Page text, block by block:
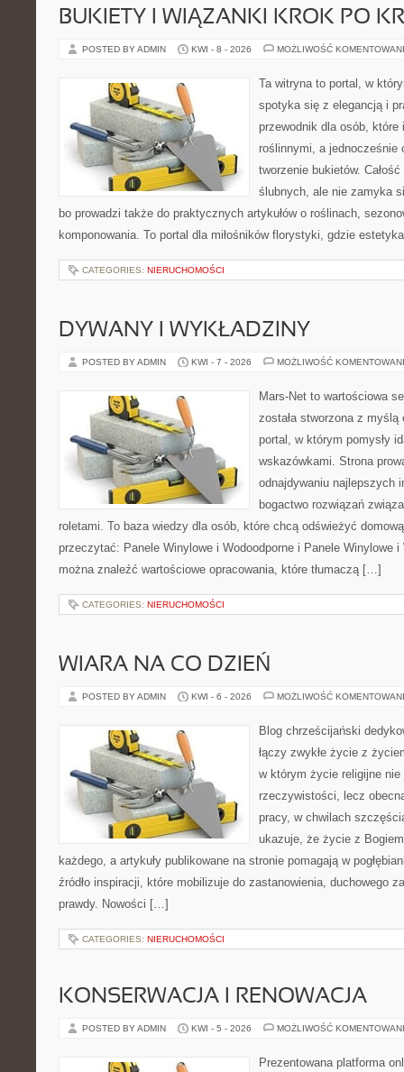
BUKIETY I WIĄZANKI KROK PO
POSTED BY ADMIN KWI - 8 - 2026 MOŻLIWOŚĆ
Ta witryna to portal, w
spotyka się z elegancją i
przewodnik dla osób,
roślinnymi, a jednocześnie
tworzenie bukietów.
ślubnych, ale nie zamyka
bo prowadzi także do praktycznych artykułów o roślinach,
komponowania. To portal dla miłośników florystyki, gdzie
CATEGORIES: NIERUCHOMOŚCI
DYWANY I WYKŁADZINY
POSTED BY ADMIN KWI - 7 - 2026 MOŻLIWOŚĆ
Mars-Net to wartościowa
została stworzona z
portal, w którym pomysły
wskazówkami. Strona
odnajdywaniu najlepszych
bogactwo rozwiązań
roletami. To baza wiedzy dla osób, które chcą odświeżyć
przeczytać: Panele Winylowe i Wodoodporne i Panele Winylowe i
można znaleźć wartościowe opracowania, które tłumaczą […]
CATEGORIES: NIERUCHOMOŚCI
WIARA NA CO DZIEŃ
POSTED BY ADMIN KWI - 6 - 2026 MOŻLIWOŚĆ
Blog chrześcijański
łączy zwykłe życie z
w którym życie religijne nie
rzeczywistości, lecz
pracy, w chwilach
ukazuje, że życie z
każdego, a artykuły publikowane na stronie pomagają w
źródło inspiracji, które mobilizuje do zastanowienia, duchowego
prawdy. Nowości […]
CATEGORIES: NIERUCHOMOŚCI
KONSERWACJA I RENOWACJA
POSTED BY ADMIN KWI - 5 - 2026 MOŻLIWOŚĆ
Prezentowana platforma